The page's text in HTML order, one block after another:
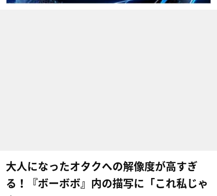
大人になったオタクへの解像度が高すぎ
る！『ボーボボ』内の描写に「これ私じゃ